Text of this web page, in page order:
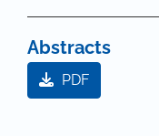
Abstracts
PDF